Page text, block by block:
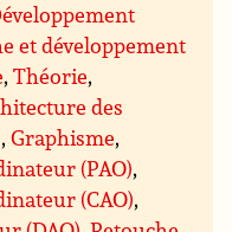
et développement
,Théorie,
des
,Graphisme,
(PAO),
(CAO),